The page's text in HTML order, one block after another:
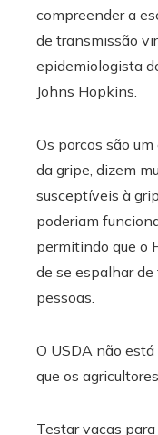
compreender a
de transmissão
epidemiologista
Johns Hopkins.
Os porcos são
da gripe, dizem
susceptíveis à
poderiam
permitindo que o
de se espalhar
pessoas.
O USDA não
que os
Testar vacas